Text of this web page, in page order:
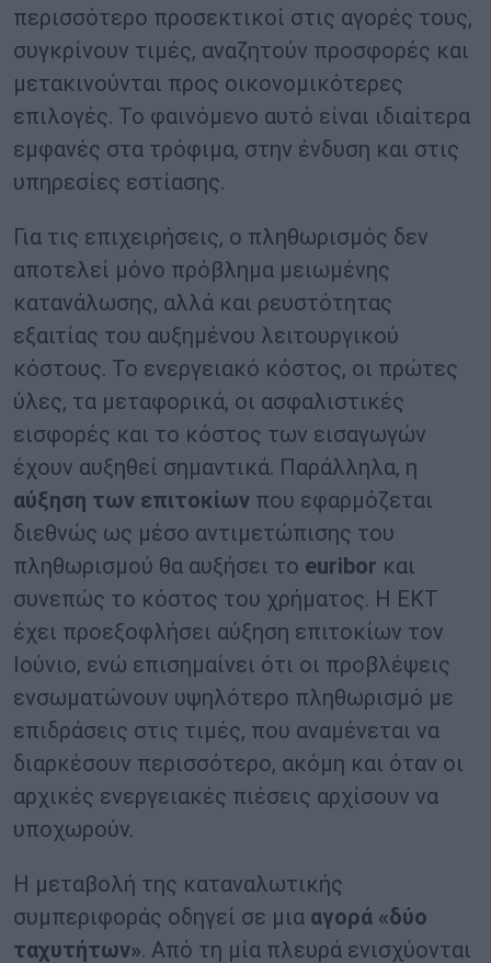
περισσότερο προσεκτικοί στις αγορές τους,
συγκρίνουν τιμές, αναζητούν προσφορές και
μετακινούνται προς οικονομικότερες
επιλογές. Το φαινόμενο αυτό είναι ιδιαίτερα
εμφανές στα τρόφιμα, στην ένδυση και στις
υπηρεσίες εστίασης.
Για τις επιχειρήσεις, ο πληθωρισμός δεν
αποτελεί μόνο πρόβλημα μειωμένης
κατανάλωσης, αλλά και ρευστότητας
εξαιτίας του αυξημένου λειτουργικού
κόστους. Το ενεργειακό κόστος, οι πρώτες
ύλες, τα μεταφορικά, οι ασφαλιστικές
εισφορές και το κόστος των εισαγωγών
έχουν αυξηθεί σημαντικά. Παράλληλα, η
αύξηση των επιτοκίων που εφαρμόζεται
διεθνώς ως μέσο αντιμετώπισης του
πληθωρισμού θα αυξήσει το euribor και
συνεπώς το κόστος του χρήματος. Η ΕΚΤ
έχει προεξοφλήσει αύξηση επιτοκίων τον
Ιούνιο, ενώ επισημαίνει ότι οι προβλέψεις
ενσωματώνουν υψηλότερο πληθωρισμό με
επιδράσεις στις τιμές, που αναμένεται να
διαρκέσουν περισσότερο, ακόμη και όταν οι
αρχικές ενεργειακές πιέσεις αρχίσουν να
υποχωρούν.
Η μεταβολή της καταναλωτικής
συμπεριφοράς οδηγεί σε μια αγορά «δύο
ταχυτήτων». Από τη μία πλευρά ενισχύονται